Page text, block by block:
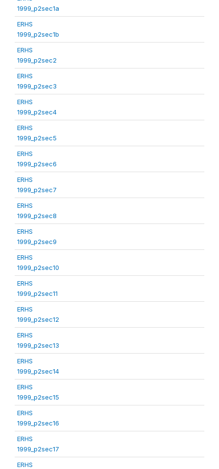
1999_p2sec1a
ERHS
1999_p2sec1b
ERHS
1999_p2sec2
ERHS
1999_p2sec3
ERHS
1999_p2sec4
ERHS
1999_p2sec5
ERHS
1999_p2sec6
ERHS
1999_p2sec7
ERHS
1999_p2sec8
ERHS
1999_p2sec9
ERHS
1999_p2sec10
ERHS
1999_p2sec11
ERHS
1999_p2sec12
ERHS
1999_p2sec13
ERHS
1999_p2sec14
ERHS
1999_p2sec15
ERHS
1999_p2sec16
ERHS
1999_p2sec17
ERHS